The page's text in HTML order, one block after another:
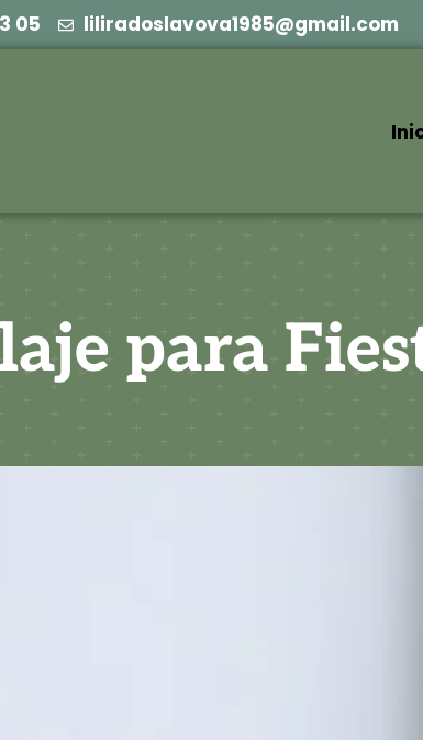
05 liliradoslavova1985@gmail.com
para